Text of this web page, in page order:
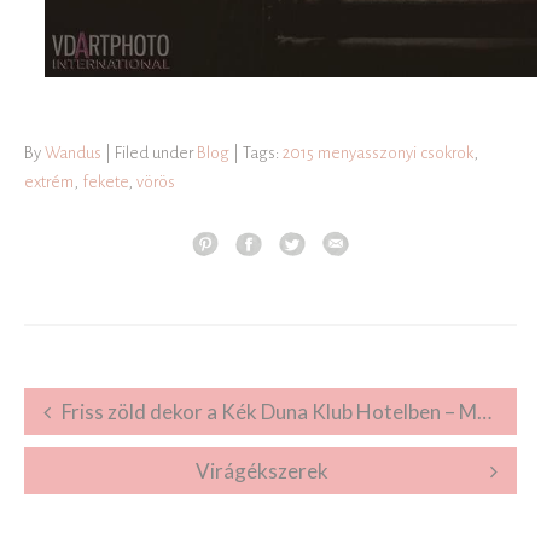
By Wandus | Filed under Blog | Tags: 2015 menyasszonyi csokrok
extrém fekete vörös
Post navigation
Friss zöld dekor a Kék Duna Klub Hotelben – Móni és Gábor
Virágékszerek